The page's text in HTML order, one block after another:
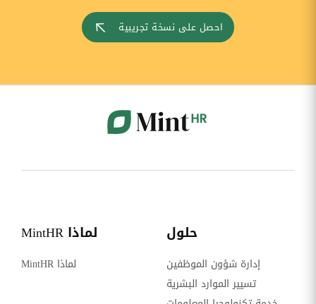
احصل على نسخة تجريبية
حلول
إدارة شؤون الموظفين
تسيير الموارد البشرية
لماذا MintHR
لماذا MintHR